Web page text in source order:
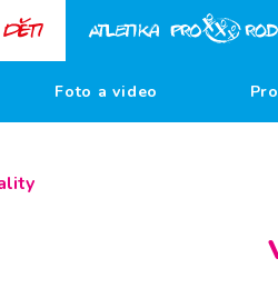
Foto a video